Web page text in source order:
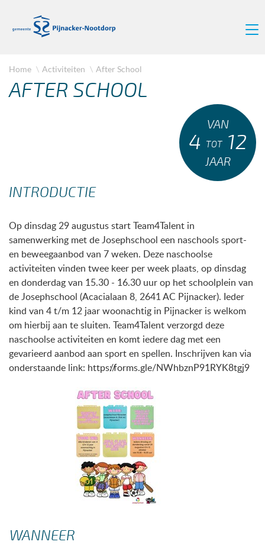
Home Activiteiten After School
AFTER SCHOOL
VAN
4 TOT 12
JAAR
INTRODUCTIE
Op dinsdag 29 augustus start Team4Talent in
samenwerking met de Josephschool een naschools sport-
en beweegaanbod van 7 weken. Deze naschoolse
activiteiten vinden twee keer per week plaats, op dinsdag
en donderdag van 15.30 - 16.30 uur op het schoolplein van
de Josephschool (Acacialaan 8, 2641 AC Pijnacker). Ieder
kind van 4 t/m 12 jaar woonachtig in Pijnacker is welkom
om hierbij aan te sluiten. Team4Talent verzorgd deze
naschoolse activiteiten en komt iedere dag met een
gevarieerd aanbod aan sport en spellen. Inschrijven kan via
onderstaande link: https://forms.gle/NWhbznP91RYK8tgj9
WANNEER